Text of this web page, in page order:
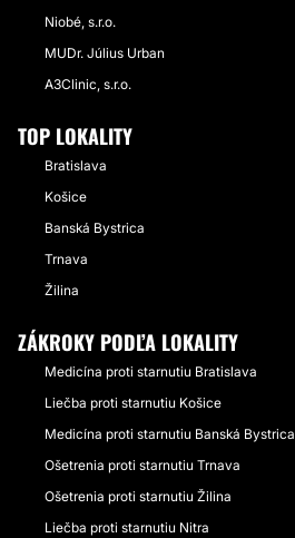
Niobé, s.r.o.
MUDr. Július Urban
A3Clinic, s.r.o.
TOP LOKALITY
Bratislava
Košice
Banská Bystrica
Trnava
Žilina
ZÁKROKY PODĽA LOKALITY
Medicína proti starnutiu Bratislava
Liečba proti starnutiu Košice
Medicína proti starnutiu Banská Bystrica
Ošetrenia proti starnutiu Trnava
Ošetrenia proti starnutiu Žilina
Liečba proti starnutiu Nitra